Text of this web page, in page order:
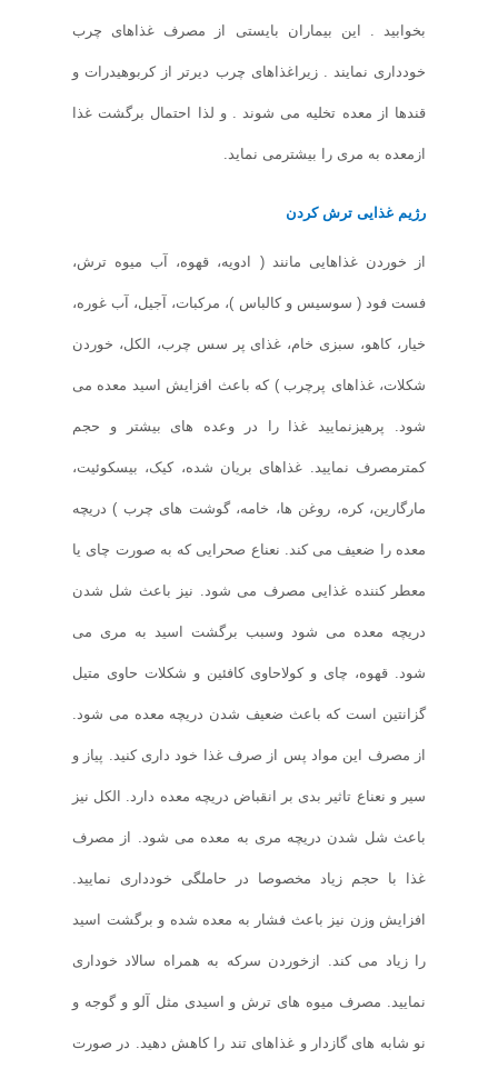
بخوابید . این بیماران بایستی از مصرف غذاهای چرب
خودداری نمایند . زیراغذاهای چرب دیرتر از کربوهیدرات و
قندها از معده تخلیه می شوند . و لذا احتمال برگشت غذا
ازمعده به مری را بیشترمی نماید.
رژیم غذایی ترش کردن
از خوردن غذاهایی مانند ( ادویه، قهوه، آب میوه ترش،
فست فود ( سوسیس و کالباس )، مرکبات، آجیل، آب غوره،
خیار، کاهو، سبزی خام، غذای پر سس چرب، الکل، خوردن
شکلات، غذاهای پرچرب ) که باعث افزایش اسید معده می
شود. پرهیزنمایید غذا را در وعده های بیشتر و حجم
کمترمصرف نمایید. غذاهای بریان شده، کیک، بیسکوئیت،
مارگارین، کره، روغن ها، خامه، گوشت های چرب ) دریچه
معده را ضعیف می کند. نعناع صحرایی که به صورت چای یا
معطر کننده غذایی مصرف می شود. نیز باعث شل شدن
دریچه معده می شود وسبب برگشت اسید به مری می
شود. قهوه، چای و کولاحاوی کافئین و شکلات حاوی متیل
گزانتین است که باعث ضعیف شدن دریچه معده می شود.
از مصرف این مواد پس از صرف غذا خود داری کنید. پیاز و
سیر و نعناع تاثیر بدی بر انقباض دریچه معده دارد. الکل نیز
باعث شل شدن دریچه مری به معده می شود. از مصرف
غذا با حجم زیاد مخصوصا در حاملگی خودداری نمایید.
افزایش وزن نیز باعث فشار به معده شده و برگشت اسید
را زیاد می کند. ازخوردن سرکه به همراه سالاد خوداری
نمایید. مصرف میوه های ترش و اسیدی مثل آلو و گوجه و
نو شابه های گازدار و غذاهای تند را کاهش دهید. در صورت